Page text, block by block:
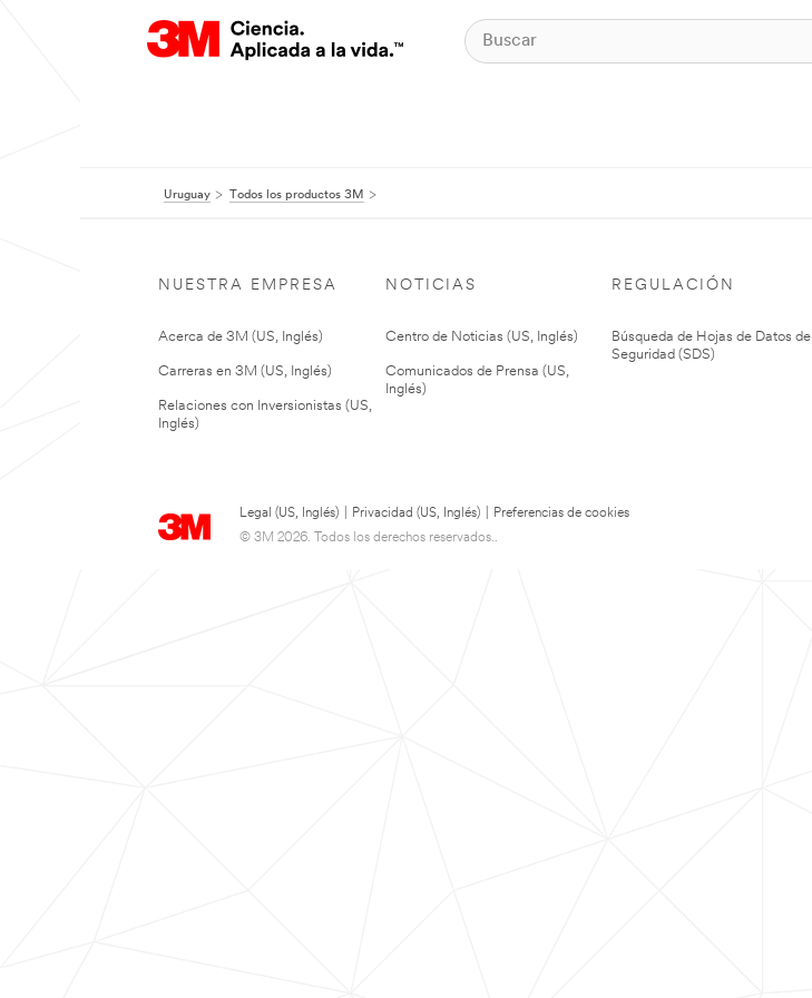
Uruguay Todos los productos 3M
NUESTRA EMPRESA
Acerca de 3M (US, Inglés)
Carreras en 3M (US, Inglés)
Relaciones con Inversionistas (US,
Inglés)
NOTICIAS
Centro de Noticias (US, Inglés)
Comunicados de Prensa (US,
Inglés)
REGULACIÓN
Búsqueda de Hojas de Datos de
Seguridad (SDS)
Legal (US, Inglés) Privacidad (US, Inglés)
Preferencias de cookies
© 3M 2026. Todos los derechos reservados..